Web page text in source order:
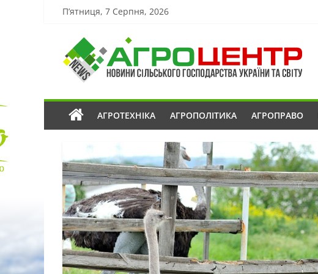
П’ятниця, 7 Серпня, 2026
АГРОТЕХНІКА АГРОПОЛІТИКА АГРОПРАВО